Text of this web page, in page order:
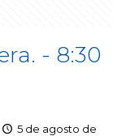
- 8:30
5 de agosto de